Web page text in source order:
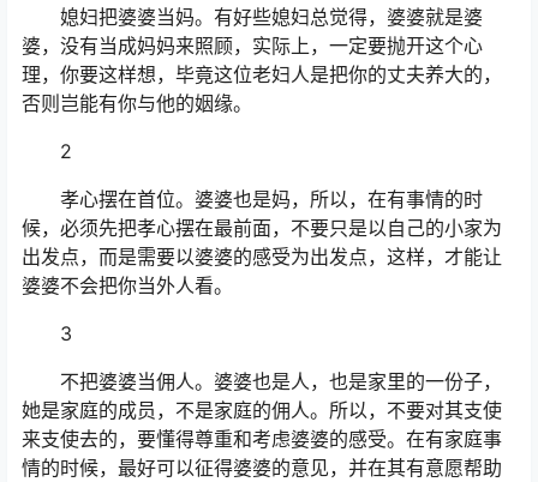
媳妇把婆婆当妈。有好些媳妇总觉得，婆婆就是婆
婆，没有当成妈妈来照顾，实际上，一定要抛开这个心
理，你要这样想，毕竟这位老妇人是把你的丈夫养大的，
否则岂能有你与他的姻缘。
2
孝心摆在首位。婆婆也是妈，所以，在有事情的时
候，必须先把孝心摆在最前面，不要只是以自己的小家为
出发点，而是需要以婆婆的感受为出发点，这样，才能让
婆婆不会把你当外人看。
3
不把婆婆当佣人。婆婆也是人，也是家里的一份子，
她是家庭的成员，不是家庭的佣人。所以，不要对其支使
来支使去的，要懂得尊重和考虑婆婆的感受。在有家庭事
情的时候，最好可以征得婆婆的意见，并在其有意愿帮助